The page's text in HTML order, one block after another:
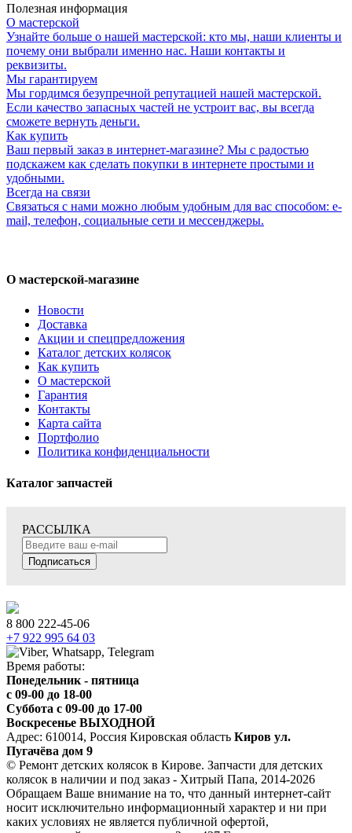
Полезная информация
О мастерской
Узнайте больше о нашей мастерской: кто мы, наши клиенты и
почему они выбрали именно нас. Наши контакты и
реквизиты.
Мы гарантируем
Мы гордимся безупречной репутацией нашей мастерской.
Если качество запасных частей не устроит вас, вы всегда
сможете вернуть деньги.
Как купить
Ваш первый заказ в интернет-магазине? Мы с радостью
подскажем как сделать покупки в интернете простыми и
удобными.
Всегда на связи
Связаться с нами можно любым удобным для вас способом: e-
mail, телефон, социальные сети и мессенджеры.
О мастерской-магазине
Новости
Доставка
Акции и спецпредложения
Каталог детских колясок
Как купить
О мастерской
Гарантия
Контакты
Карта сайта
Портфолио
Политика конфиденциальности
Каталог запчастей
РАССЫЛКА
Подписаться
8 800 222-45-06
+7 922 995 64 03
Время работы:
Понедельник - пятница
c 09-00 до 18-00
Суббота с 09-00 до 17-00
Воскресенье ВЫХОДНОЙ
Адрес: 610014, Россия Кировская область Киров ул.
Пугачёва дом 9
© Ремонт детских колясок в Кирове. Запчасти для детских
колясок в наличии и под заказ - Хитрый Папа, 2014-2026
Обращаем Ваше внимание на то, что данный интернет-сайт
носит исключительно информационный характер и ни при
каких условиях не является публичной офертой,